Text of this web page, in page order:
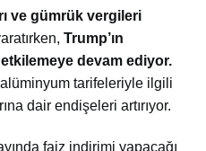
ve gümrük vergileri
Trump’ın
etkilemeye devam ediyor.
tarifeleriyle ilgili
dair endişeleri artırıyor.
faiz indirimi yapacağı